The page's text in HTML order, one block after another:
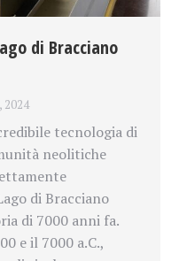
di Bracciano
2024
tecnologia di
neolitiche
di Bracciano
di 7000 anni fa.
e il 7000 a.C.,